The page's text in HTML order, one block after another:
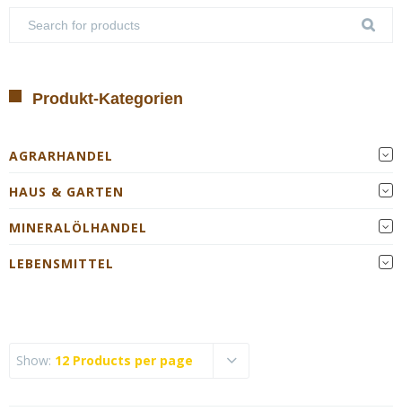
Show: 12 Products per page
Produkt-Kategorien
AGRARHANDEL
HAUS & GARTEN
MINERALÖLHANDEL
LEBENSMITTEL